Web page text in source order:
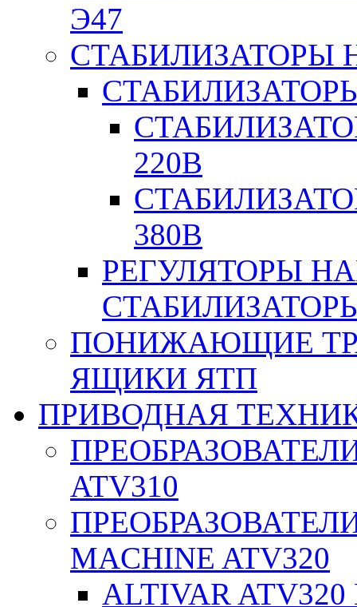
Э47
СТАБИЛИЗАТОРЫ
220В
380В
РЕГУЛЯТОРЫ
ПОНИЖАЮЩИЕ
ЯЩИКИ ЯТП
ПРИВОДНАЯ
ATV310
MACHINE ATV320
ALTIVAR